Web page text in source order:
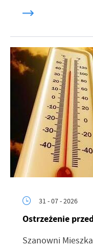
31 - 07 - 2026
Ostrzeżenie
Szanowni